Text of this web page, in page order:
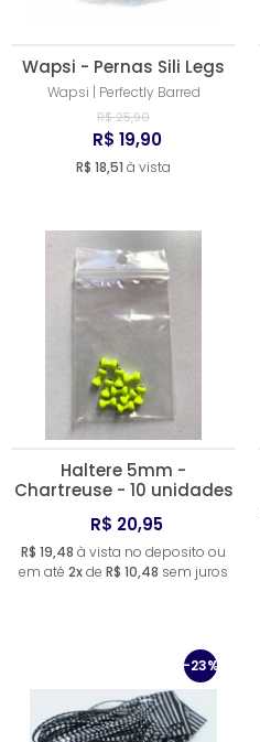
Wapsi - Pernas Sili Legs
Wapsi | Perfectly Barred
R$ 25,90
R$ 19,90
R$ 18,51 à vista
Haltere 5mm -
Chartreuse - 10 unidades
R$ 20,95
R$ 19,48 à vista no deposito ou
em até 2xde R$ 10,48 sem juros
-23%